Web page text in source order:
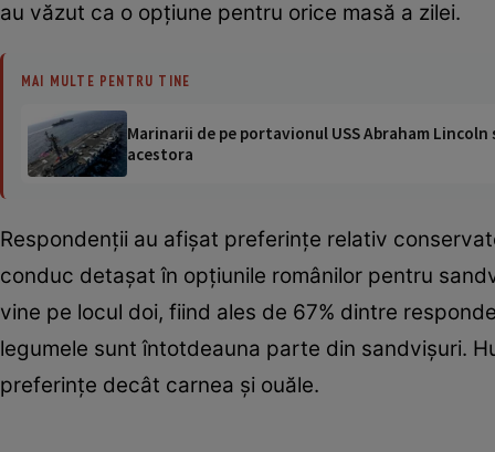
au văzut ca o opţiune pentru orice masă a zilei.
MAI MULTE PENTRU TINE
Marinarii de pe portavionul USS Abraham
acestora
Respondenţii au afişat preferinţe relativ
conduc detaşat în opţiunile românilor pentru
vine pe locul doi, fiind ales de 67% dintre
legumele sunt întotdeauna parte din sandvişuri.
preferinţe decât carnea şi ouăle.